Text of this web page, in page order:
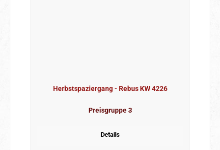
Herbstspaziergang - Rebus KW 4226
Preisgruppe 3
Details